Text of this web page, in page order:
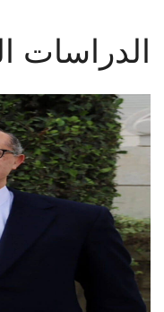
الدراسات